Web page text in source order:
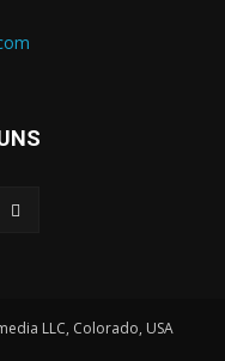
LLC, Colorado, USA